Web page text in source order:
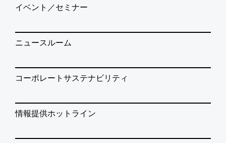
イベント／セミナー
ニュースルーム
コーポレートサステナビリティ
情報提供ホットライン